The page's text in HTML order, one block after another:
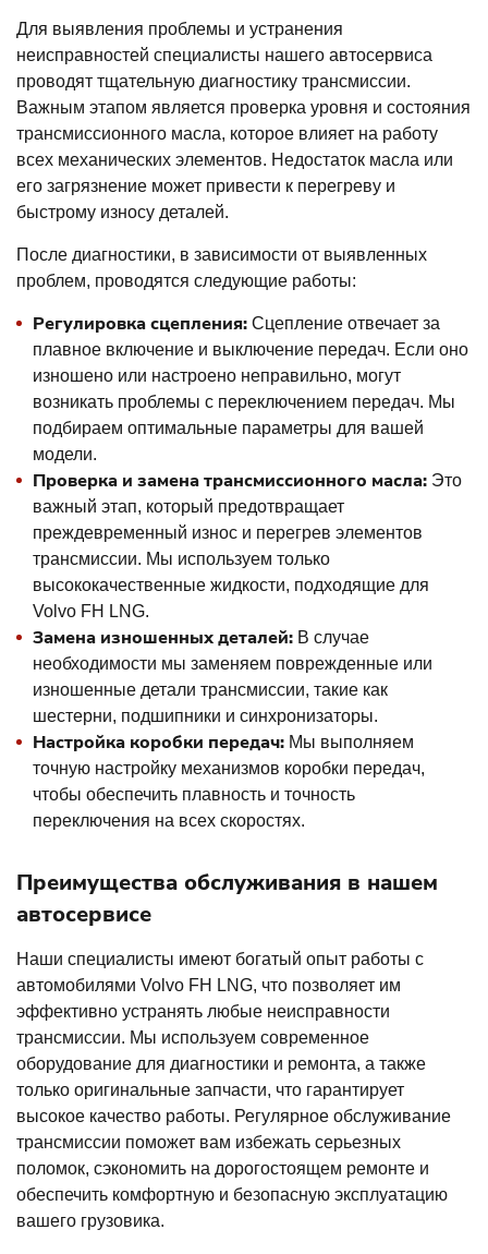
Для выявления проблемы и устранения
неисправностей специалисты нашего автосервиса
проводят тщательную диагностику трансмиссии.
Важным этапом является проверка уровня и состояния
трансмиссионного масла, которое влияет на работу
всех механических элементов. Недостаток масла или
его загрязнение может привести к перегреву и
быстрому износу деталей.
После диагностики, в зависимости от выявленных
проблем, проводятся следующие работы:
Регулировка сцепления: Сцепление отвечает за
плавное включение и выключение передач. Если оно
изношено или настроено неправильно, могут
возникать проблемы с переключением передач. Мы
подбираем оптимальные параметры для вашей
модели.
Проверка и замена трансмиссионного масла: Это
важный этап, который предотвращает
преждевременный износ и перегрев элементов
трансмиссии. Мы используем только
высококачественные жидкости, подходящие для
Volvo FH LNG.
Замена изношенных деталей: В случае
необходимости мы заменяем поврежденные или
изношенные детали трансмиссии, такие как
шестерни, подшипники и синхронизаторы.
Настройка коробки передач: Мы выполняем
точную настройку механизмов коробки передач,
чтобы обеспечить плавность и точность
переключения на всех скоростях.
Преимущества обслуживания в нашем
автосервисе
Наши специалисты имеют богатый опыт работы с
автомобилями Volvo FH LNG, что позволяет им
эффективно устранять любые неисправности
трансмиссии. Мы используем современное
оборудование для диагностики и ремонта, а также
только оригинальные запчасти, что гарантирует
высокое качество работы. Регулярное обслуживание
трансмиссии поможет вам избежать серьезных
поломок, сэкономить на дорогостоящем ремонте и
обеспечить комфортную и безопасную эксплуатацию
вашего грузовика.